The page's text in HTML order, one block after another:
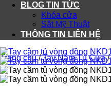
BLOG TIN TỨC
Khóa cửa
Sắt Mỹ Thuật
THÔNG TIN LIÊN HỆ
Trang chủ / Tay Nắm Tủ Cửa /